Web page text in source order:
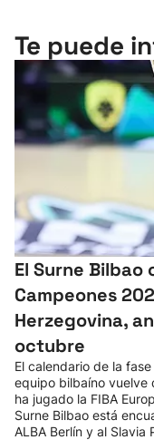
Te puede
El Surne Bilbao
Campeones
Herzegovina,
octubre
El calendario de la
equipo bilbaíno vuelve
ha jugado la FIBA
Surne Bilbao está
ALBA Berlín y al Slavia